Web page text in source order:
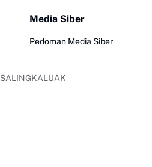
Media Siber
Pedoman Media Siber
SALINGKALUAK